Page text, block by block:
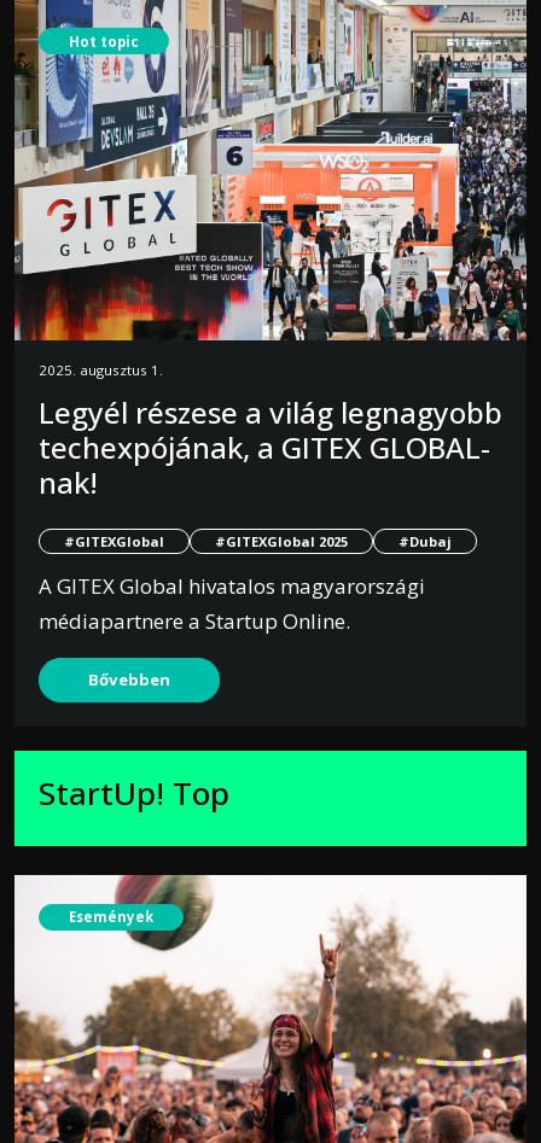
Hot topic
2025. augusztus 1.
Legyél részese a világ legnagyobb
techexpójának, a GITEX GLOBAL-
nak!
#GITEXGlobal #GITEXGlobal 2025 #Dubaj
A GITEX Global hivatalos magyarországi
médiapartnere a Startup Online.
Bővebben
StartUp! Top
Események